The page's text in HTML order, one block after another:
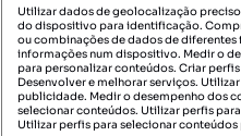
Utilizar dados de geolocalização
do dispositivo para identificação.
ou combinações de dados de diferentes
informações num dispositivo. Medir o
para personalizar conteúdos. Criar
Desenvolver e melhorar serviços.
publicidade. Medir o desempenho dos
selecionar conteúdos. Utilizar perfis
Utilizar perfis para selecionar conteúdos